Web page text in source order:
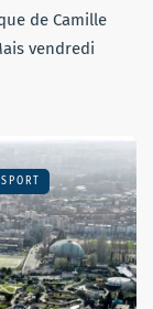
de Camille
vendredi
SPORT